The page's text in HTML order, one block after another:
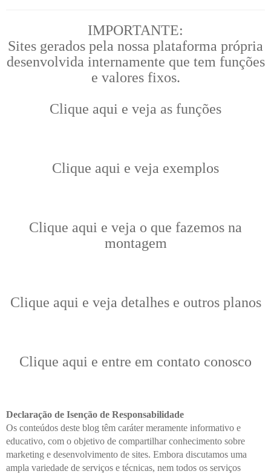
IMPORTANTE:
Sites gerados pela nossa plataforma própria
desenvolvida internamente que tem funções
e valores fixos.
Clique aqui e veja as funções
Clique aqui e veja exemplos
Clique aqui e veja o que fazemos na
montagem
Clique aqui e veja detalhes e outros planos
Clique aqui e entre em contato conosco
Declaração de Isenção de Responsabilidade
Os conteúdos deste blog têm caráter meramente informativo e
educativo, com o objetivo de compartilhar conhecimento sobre
marketing e desenvolvimento de sites. Embora discutamos uma
ampla variedade de serviços e técnicas, nem todos os serviços